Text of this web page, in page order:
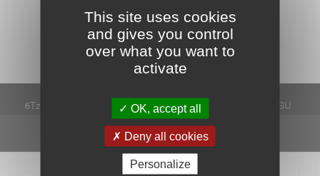
This site uses cookies
and gives you control
over what you want to
activate
OK, accept all
Deny all cookies
Personalize
Mot de passe oublié ? Je crée mon compte
Connexion
6Tzen ©2015 - Tous droits réservés Mentions légales
CGU
Plan du site
FAQ
Contact
Ce service est proposé par6Tzen